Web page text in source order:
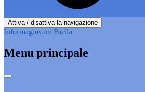
Attiva / disattiva la navigazione
Informagiovani Biella
Menu principale